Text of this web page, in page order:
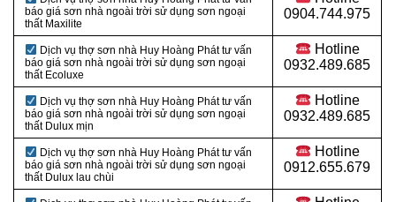
báo giá sơn nhà ngoài trời sử dụng sơn ngoại
thất Maxilite
0904.744.975
Dịch vụ thợ sơn nhà Huy Hoàng Phát tư vấn
báo giá sơn nhà ngoài trời sử dụng sơn ngoại
thất Ecoluxe
Hotline
0932.489.685
Dịch vụ thợ sơn nhà Huy Hoàng Phát tư vấn
báo giá sơn nhà ngoài trời sử dụng sơn ngoại
thất Dulux mịn
Hotline
0932.489.685
Dịch vụ thợ sơn nhà Huy Hoàng Phát tư vấn
báo giá sơn nhà ngoài trời sử dụng sơn ngoại
thất Dulux lau chùi
Hotline
0912.655.679